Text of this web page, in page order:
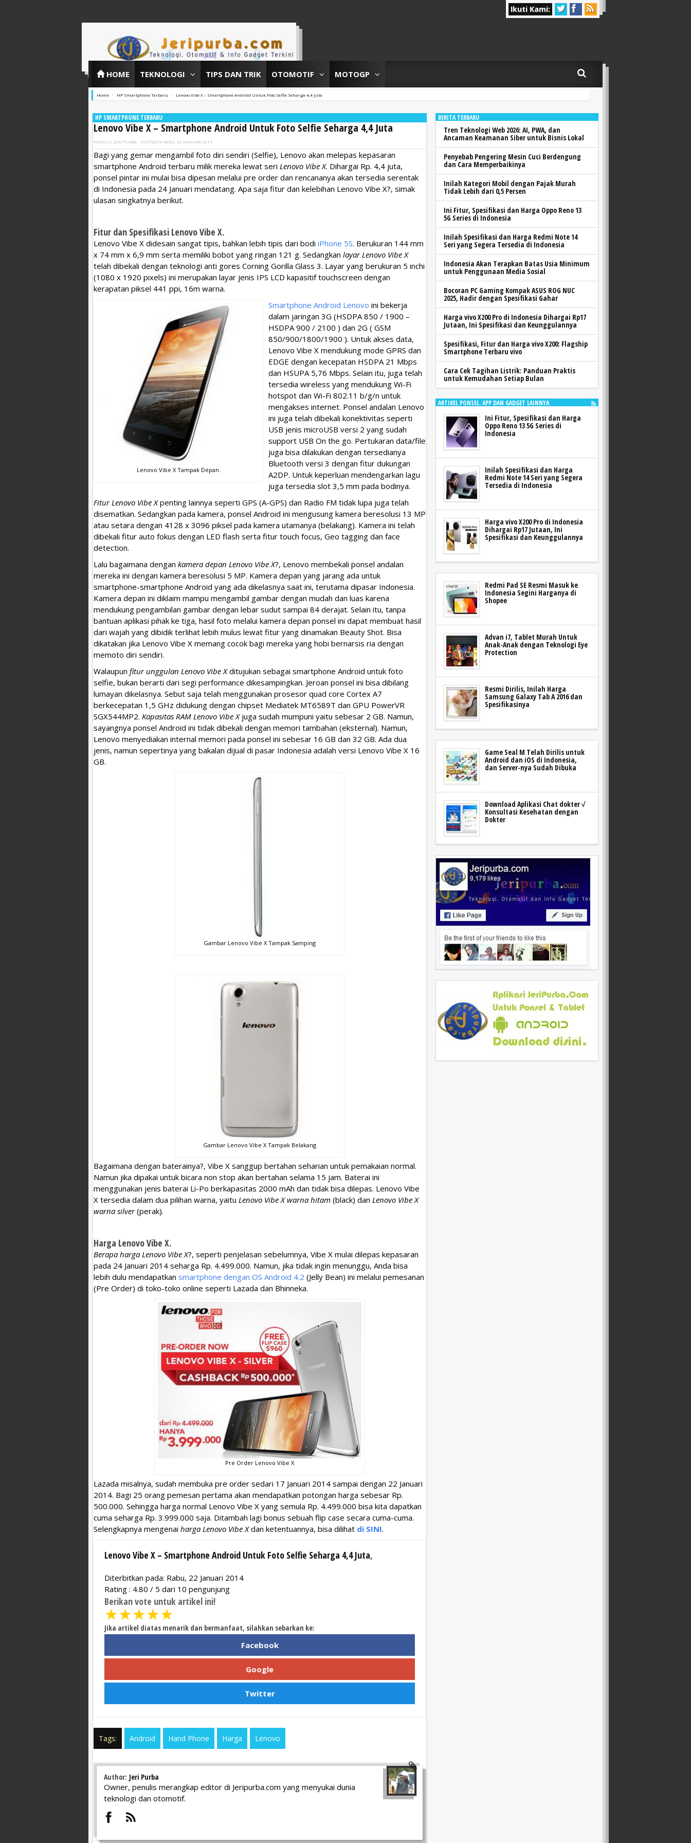
Ikuti Kami:
HOME TEKNOLOGI TIPS DAN TRIK OTOMOTIF MOTOGP
Home HP Smartphone Terbaru Lenovo Vibe X – Smartphone Android Untuk Foto Selfie Seharga 4,4 Juta
HP SMARTPHONE TERBARU
Lenovo Vibe X – Smartphone Android Untuk Foto Selfie Seharga 4,4 Juta
PENULIS JERI PURBA DIUPDATE RABU, 22 JANUARI 2014
Bagi yang gemar mengambil foto diri sendiri (Selfie), Lenovo akan melepas kepasaran
smartphone Android terbaru milik mereka lewat seri Lenovo Vibe X. Dihargai Rp. 4,4 juta,
ponsel pintar ini mulai bisa dipesan melalui pre order dan rencananya akan tersedia serentak
di Indonesia pada 24 Januari mendatang. Apa saja fitur dan kelebihan Lenovo Vibe X?, simak
ulasan singkatnya berikut.
Fitur dan Spesifikasi Lenovo Vibe X.
Lenovo Vibe X didesain sangat tipis, bahkan lebih tipis dari bodi iPhone 5S. Berukuran 144 mm
x 74 mm x 6,9 mm serta memiliki bobot yang ringan 121 g. Sedangkan layar Lenovo Vibe X
telah dibekali dengan teknologi anti gores Corning Gorilla Glass 3. Layar yang berukuran 5 inchi
(1080 x 1920 pixels) ini merupakan layar jenis IPS LCD kapasitif touchscreen dengan
kerapatan piksel 441 ppi, 16m warna.
Lenovo Vibe X Tampak Depan.
Smartphone Android Lenovo ini bekerja
dalam jaringan 3G (HSDPA 850 / 1900 –
HSDPA 900 / 2100 ) dan 2G ( GSM
850/900/1800/1900 ). Untuk akses data,
Lenovo Vibe X mendukung mode GPRS dan
EDGE dengan kecepatan HSDPA 21 Mbps
dan HSUPA 5,76 Mbps. Selain itu, juga telah
tersedia wireless yang mendukung Wi-Fi
hotspot dan Wi-Fi 802.11 b/g/n untuk
mengakses internet. Ponsel andalan Lenovo
ini juga telah dibekali konektivitas seperti
USB jenis microUSB versi 2 yang sudah
support USB On the go. Pertukaran data/file
juga bisa dilakukan dengan tersedianya
Bluetooth versi 3 dengan fitur dukungan
A2DP. Untuk keperluan mendengarkan lagu
juga tersedia slot 3,5 mm pada bodinya.
Fitur Lenovo Vibe Xpenting lainnya seperti GPS (A-GPS) dan Radio FM tidak lupa juga telah
disematkan. Sedangkan pada kamera, ponsel Android ini mengusung kamera beresolusi 13 MP
atau setara dengan 4128 x 3096 piksel pada kamera utamanya (belakang). Kamera ini telah
dibekali fitur auto fokus dengan LED flash serta fitur touch focus, Geo tagging dan face
detection.
Lalu bagaimana dengan kamera depan Lenovo Vibe X?, Lenovo membekali ponsel andalan
mereka ini dengan kamera beresolusi 5 MP. Kamera depan yang jarang ada untuk
smartphone-smartphone Android yang ada dikelasnya saat ini, terutama dipasar Indonesia.
Kamera depan ini diklaim mampu mengambil gambar dengan mudah dan luas karena
mendukung pengambilan gambar dengan lebar sudut sampai 84 derajat. Selain itu, tanpa
bantuan aplikasi pihak ke tiga, hasil foto melalui kamera depan ponsel ini dapat membuat hasil
dari wajah yang dibidik terlihat lebih mulus lewat fitur yang dinamakan Beauty Shot. Bisa
dikatakan jika Lenovo Vibe X memang cocok bagi mereka yang hobi bernarsis ria dengan
memoto diri sendiri.
Walaupun fitur unggulan Lenovo Vibe Xditujukan sebagai smartphone Android untuk foto
selfie, bukan berarti dari segi performance dikesampingkan. Jeroan ponsel ini bisa dibilang
lumayan dikelasnya. Sebut saja telah menggunakan prosesor quad core Cortex A7
berkecepatan 1,5 GHz didukung dengan chipset Mediatek MT6589T dan GPU PowerVR
SGX544MP2. Kapasitas RAM Lenovo Vibe Xjuga sudah mumpuni yaitu sebesar 2 GB. Namun,
sayangnya ponsel Android ini tidak dibekali dengan memori tambahan (eksternal). Namun,
Lenovo menyediakan internal memori pada ponsel ini sebesar 16 GB dan 32 GB. Ada dua
jenis, namun sepertinya yang bakalan dijual di pasar Indonesia adalah versi Lenovo Vibe X 16
GB.
Gambar Lenovo Vibe X Tampak Samping
Gambar Lenovo Vibe X Tampak Belakang
Bagaimana dengan baterainya?, Vibe X sanggup bertahan seharian untuk pemakaian normal.
Namun jika dipakai untuk bicara non stop akan bertahan selama 15 jam. Baterai ini
menggunakan jenis baterai Li-Po berkapasitas 2000 mAh dan tidak bisa dilepas. Lenovo Vibe
X tersedia dalam dua pilihan warna, yaitu Lenovo Vibe X warna hitam (black) dan Lenovo Vibe X
warna silver(perak).
Harga Lenovo Vibe X.
Berapa harga Lenovo Vibe X?, seperti penjelasan sebelumnya, Vibe X mulai dilepas kepasaran
pada 24 Januari 2014 seharga Rp. 4.499.000. Namun, jika tidak ingin menunggu, Anda bisa
lebih dulu mendapatkan smartphone dengan OS Android 4.2 (Jelly Bean) ini melalui pemesanan
(Pre Order) di toko-toko online seperti Lazada dan Bhinneka.
Pre Order Lenovo Vibe X
Lazada misalnya, sudah membuka pre order sedari 17 Januari 2014 sampai dengan 22 Januari
2014. Bagi 25 orang pemesan pertama akan mendapatkan potongan harga sebesar Rp.
500.000. Sehingga harga normal Lenovo Vibe X yang semula Rp. 4.499.000 bisa kita dapatkan
cuma seharga Rp. 3.999.000 saja. Ditambah lagi bonus sebuah flip case secara cuma-cuma.
Selengkapnya mengenai harga Lenovo Vibe Xdan ketentuannya, bisa dilihat di SINI.
Lenovo Vibe X – Smartphone Android Untuk Foto Selfie Seharga 4,4 Juta,
Diterbitkan pada: Rabu, 22 Januari 2014
Rating : 4.80 / 5 dari 10 pengunjung
Berikan vote untuk artikel ini!
★★★★★
Jika artikel diatas menarik dan bermanfaat, silahkan sebarkan ke:
Facebook
Google
Twitter
Tags: Android Hand Phone Harga Lenovo
Author: Jeri Purba
Owner, penulis merangkap editor di Jeripurba.com yang menyukai dunia
teknologi dan otomotif.
BERITA TERBARU
Tren Teknologi Web 2026: AI, PWA, dan
Ancaman Keamanan Siber untuk Bisnis Lokal
Penyebab Pengering Mesin Cuci Berdengung
dan Cara Memperbaikinya
Inilah Kategori Mobil dengan Pajak Murah
Tidak Lebih dari 0,5 Persen
Ini Fitur, Spesifikasi dan Harga Oppo Reno 13
5G Series di Indonesia
Inilah Spesifikasi dan Harga Redmi Note 14
Seri yang Segera Tersedia di Indonesia
Indonesia Akan Terapkan Batas Usia Minimum
untuk Penggunaan Media Sosial
Bocoran PC Gaming Kompak ASUS ROG NUC
2025, Hadir dengan Spesifikasi Gahar
Harga vivo X200 Pro di Indonesia Dihargai Rp17
Jutaan, Ini Spesifikasi dan Keunggulannya
Spesifikasi, Fitur dan Harga vivo X200: Flagship
Smartphone Terbaru vivo
Cara Cek Tagihan Listrik: Panduan Praktis
untuk Kemudahan Setiap Bulan
ARTIKEL PONSEL. APP DAN GADGET LAINNYA
Ini Fitur, Spesifikasi dan Harga
Oppo Reno 13 5G Series di
Indonesia
Inilah Spesifikasi dan Harga
Redmi Note 14 Seri yang Segera
Tersedia di Indonesia
Harga vivo X200 Pro di Indonesia
Dihargai Rp17 Jutaan, Ini
Spesifikasi dan Keunggulannya
Redmi Pad SE Resmi Masuk ke
Indonesia Segini Harganya di
Shopee
Advan i7, Tablet Murah Untuk
Anak-Anak dengan Teknologi Eye
Protection
Resmi Dirilis, Inilah Harga
Samsung Galaxy Tab A 2016 dan
Spesifikasinya
Game Seal M Telah Dirilis untuk
Android dan iOS di Indonesia,
dan Server-nya Sudah Dibuka
Download Aplikasi Chat dokter √
Konsultasi Kesehatan dengan
Dokter